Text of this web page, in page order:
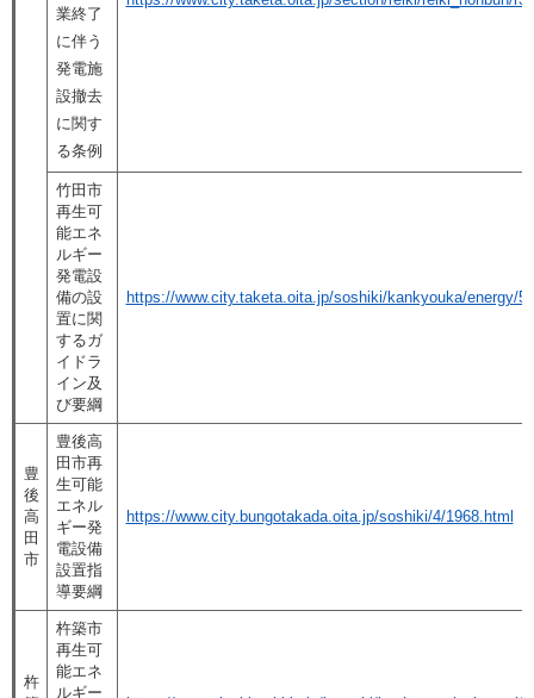
業終了
に伴う
発電施
設撤去
に関す
る条例
竹田市
再生可
能エネ
ルギー
発電設
備の設
置に関
するガ
イドラ
イン及
び要綱
https://www.city.taketa.oita.jp/soshiki/kankyouka/energy/
豊
後
高
田
市
豊後高
田市再
生可能
エネル
ギー発
電設備
設置指
導要綱
https://www.city.bungotakada.oita.jp/soshiki/4/1968.html
杵
杵築市
再生可
能エネ
ルギー